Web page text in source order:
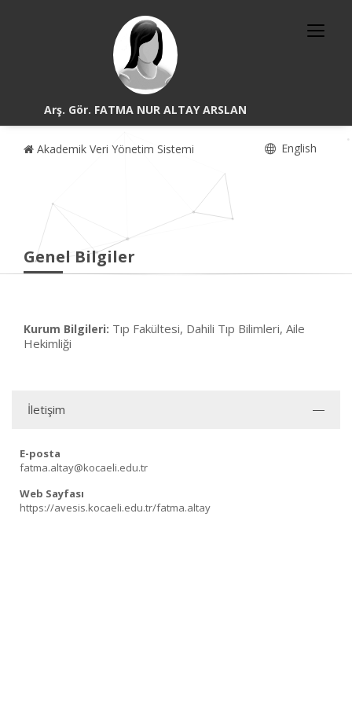
Arş. Gör. FATMA NUR ALTAY ARSLAN
Akademik Veri Yönetim Sistemi English
Genel Bilgiler
Kurum Bilgileri: Tıp Fakültesi, Dahili Tıp Bilimleri, Aile
Hekimliği
İletişim
E-posta
fatma.altay@kocaeli.edu.tr
Web Sayfası
https://avesis.kocaeli.edu.tr/fatma.altay